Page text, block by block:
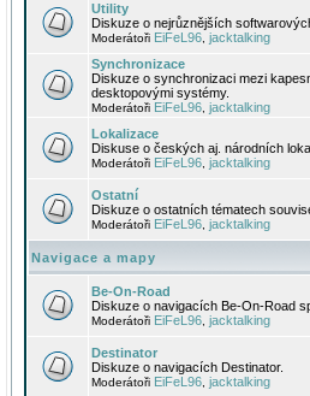
Utility
Diskuze o nejrůznějších
Moderátoři EiFeL96 jacktalking
Synchronizace
Diskuze o synchronizaci mezi
desktopovými systémy.
Moderátoři EiFeL96 jacktalking
Lokalizace
Diskuse o českých aj. národních
Moderátoři EiFeL96 jacktalking
Ostatní
Diskuze o ostatních tématech
Moderátoři EiFeL96 jacktalking
Navigace a mapy
Be-On-Road
Diskuze o navigacích Be-On-Road
Moderátoři EiFeL96 jacktalking
Destinator
Diskuze o navigacích Destinator.
Moderátoři EiFeL96 jacktalking